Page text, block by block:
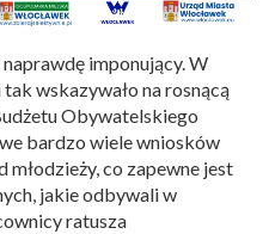
imponujący. W
wskazywało na rosnącą
Obywatelskiego
bardzo wiele wniosków
co zapewne jest
jakie odbywali w
ratusza